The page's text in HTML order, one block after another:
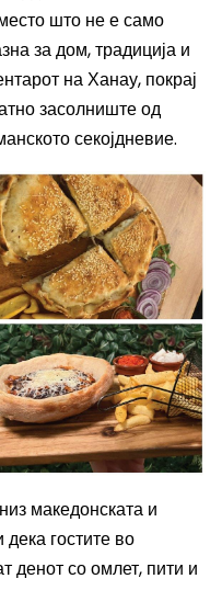
што не е само
за дом, традиција и
на Ханау, покрај
засолниште од
секојдневие.
македонската и
дека гостите во
денот со омлет, пити и